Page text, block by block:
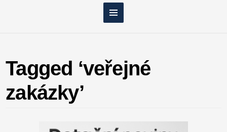
Tagged ‘veřejné
zakázky’